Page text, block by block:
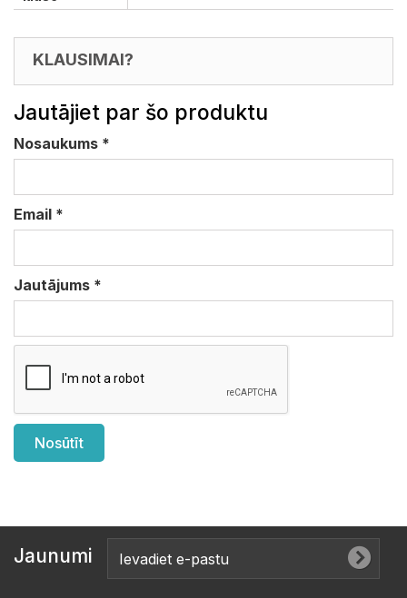
KLAUSIMAI?
Jautājiet par šo produktu
Nosaukums *
Email *
Jautājums *
Jaunumi